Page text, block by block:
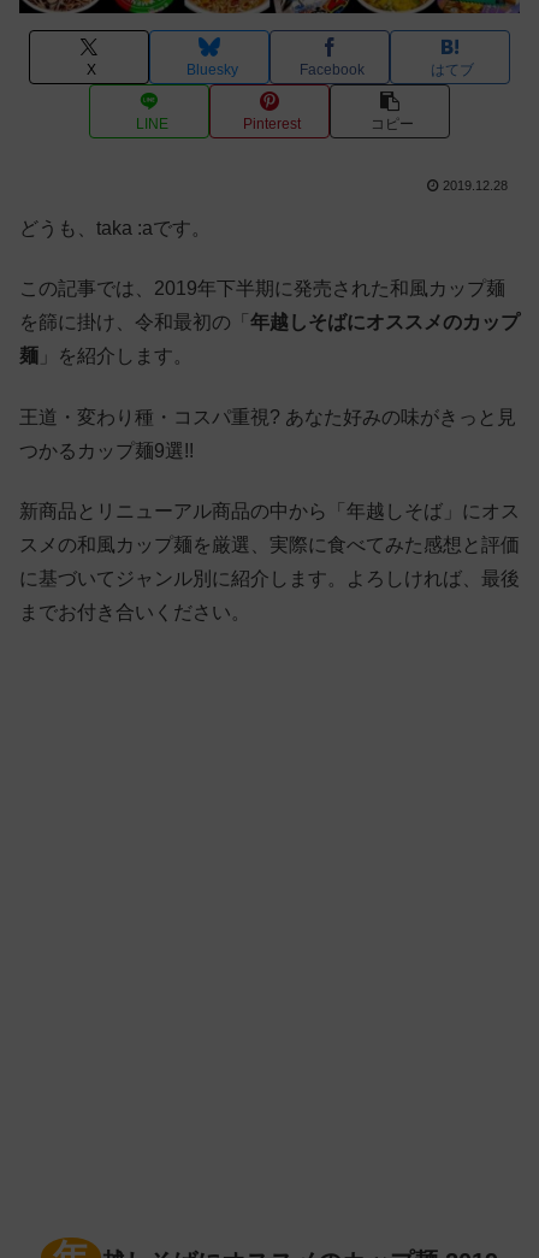
X Bluesky Facebook はてブ
LINE Pinterest コピー
2019.12.28
どうも、taka :aです。
この記事では、2019年下半期に発売された和風カップ麺
を篩に掛け、令和最初の「 年越しそばにオススメのカップ
麺 」を紹介します。
王道・変わり種・コスパ重視? あなた好みの味がきっと見
つかるカップ麺9選!!
新商品とリニューアル商品の中から「年越しそば」にオス
スメの和風カップ麺を厳選、実際に食べてみた感想と評価
に基づいてジャンル別に紹介します。よろしければ、最後
までお付き合いください。